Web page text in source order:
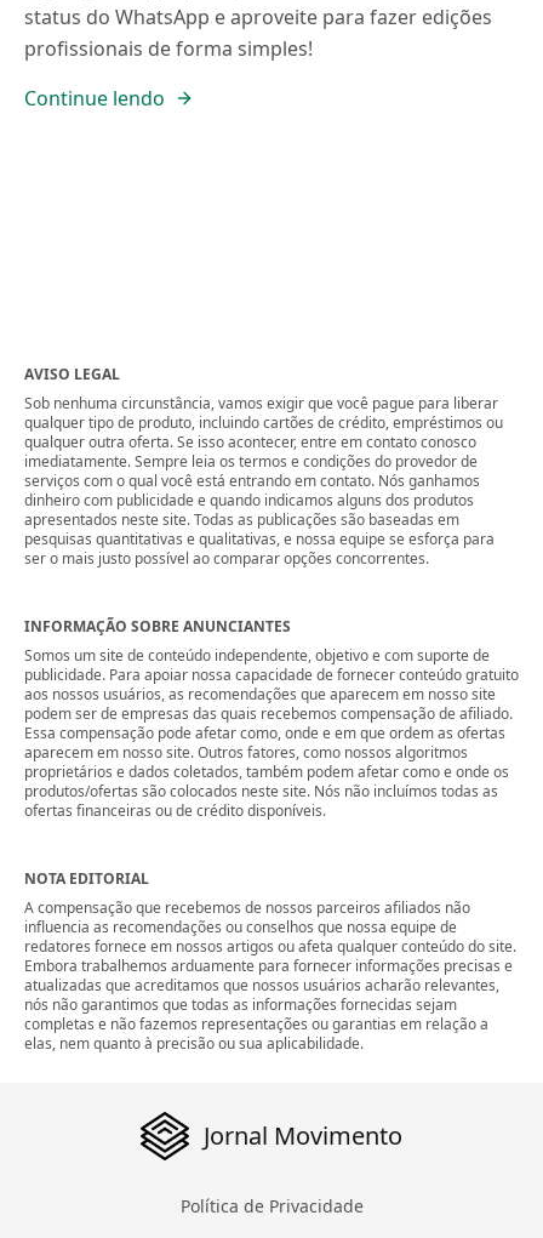
status do WhatsApp e aproveite para fazer edições
profissionais de forma simples!
Continue lendo
AVISO LEGAL
Sob nenhuma circunstância, vamos exigir que você pague para liberar
qualquer tipo de produto, incluindo cartões de crédito, empréstimos ou
qualquer outra oferta. Se isso acontecer, entre em contato conosco
imediatamente. Sempre leia os termos e condições do provedor de
serviços com o qual você está entrando em contato. Nós ganhamos
dinheiro com publicidade e quando indicamos alguns dos produtos
apresentados neste site. Todas as publicações são baseadas em
pesquisas quantitativas e qualitativas, e nossa equipe se esforça para
ser o mais justo possível ao comparar opções concorrentes.
INFORMAÇÃO SOBRE ANUNCIANTES
Somos um site de conteúdo independente, objetivo e com suporte de
publicidade. Para apoiar nossa capacidade de fornecer conteúdo gratuito
aos nossos usuários, as recomendações que aparecem em nosso site
podem ser de empresas das quais recebemos compensação de afiliado.
Essa compensação pode afetar como, onde e em que ordem as ofertas
aparecem em nosso site. Outros fatores, como nossos algoritmos
proprietários e dados coletados, também podem afetar como e onde os
produtos/ofertas são colocados neste site. Nós não incluímos todas as
ofertas financeiras ou de crédito disponíveis.
NOTA EDITORIAL
A compensação que recebemos de nossos parceiros afiliados não
influencia as recomendações ou conselhos que nossa equipe de
redatores fornece em nossos artigos ou afeta qualquer conteúdo do site.
Embora trabalhemos arduamente para fornecer informações precisas e
atualizadas que acreditamos que nossos usuários acharão relevantes,
nós não garantimos que todas as informações fornecidas sejam
completas e não fazemos representações ou garantias em relação a
elas, nem quanto à precisão ou sua aplicabilidade.
Jornal Movimento
Política de Privacidade